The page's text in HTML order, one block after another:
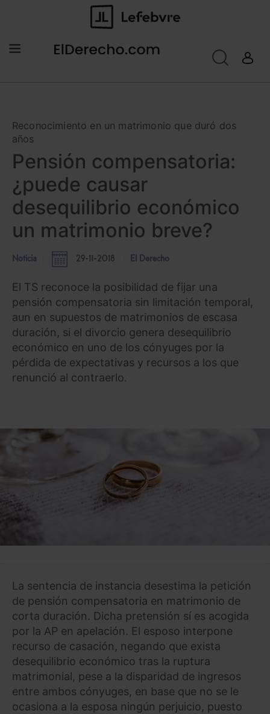
Reconocimiento en un matrimonio que duró dos
años
Pensión compensatoria:
¿puede causar
desequilibrio económico
un matrimonio breve?
Noticia 29-11-2018 El Derecho
El TS reconoce la posibilidad de fijar una
pensión compensatoria sin limitación temporal,
aun en supuestos de matrimonios de escasa
duración, si el divorcio genera desequilibrio
económico en uno de los cónyuges por la
pérdida de expectativas y recursos a los que
renunció al contraerlo.
La sentencia de instancia desestima la petición
de pensión compensatoria en matrimonio de
corta duración. Dicha pretensión sí es acogida
por la AP en apelación. El esposo interpone
recurso de casación, negando que exista
desequilibrio económico tras la ruptura
matrimonial, pese a la disparidad de ingresos
entre ambos cónyuges, en base que no se le
ocasiona a la esposa ningún perjuicio, puesto